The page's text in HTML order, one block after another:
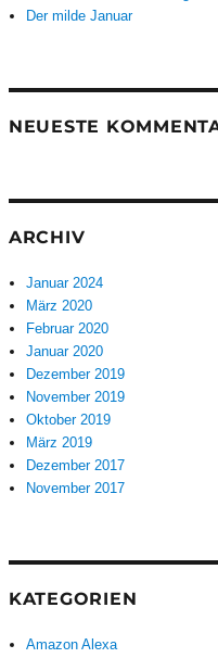
Der milde Januar
NEUESTE
ARCHIV
Januar 2024
März 2020
Februar 2020
Januar 2020
Dezember 2019
November 2019
Oktober 2019
März 2019
Dezember 2017
November 2017
KATEGORIEN
Amazon Alexa